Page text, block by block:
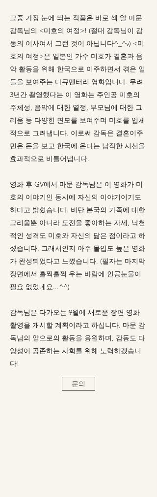
그중 가장 눈에 띄는 작품은 바로 섹 알 마문
감독님의 <미호의 여정>! (절대 감독님이 감
동의 이사여서 그런 것이 아닙니다^_^v) <미
호의 여정>은 일본인 가수 미호가 결혼과 음
악 활동을 위해 한국으로 이주하면서 겪은 일
들을 보여주는 다큐멘터리 영화입니다. 무려
3년간 촬영했다는 이 영화는 주인공 미호의
주체성, 음악에 대한 열정, 부모님에 대한 그
리움 등 다양한 면모를 보여주며 미호를 입체
적으로 그려냅니다. 이로써 감독은 결혼이주
민은 돈을 보고 한국에 온다는 납작한 시선을
효과적으로 비틀어냅니다.
영화 후 GV에서 마문 감독님은 이 영화가 미
호의 이야기인 동시에 자신의 이야기이기도
하다고 밝혔습니다. 비단 본국의 가족에 대한
그리움뿐 아니라 도전을 좋아하는 자세, 낙천
적인 성격도 미호와 자신의 닮은 점이라고 하
셨습니다. 그래서인지 아주 몰입도 높은 영화
가 완성되었다고 느꼈습니다. (필자는 마지막
장면에서 훌쩍훌쩍 우는 바람에 인공눈물이
필요 없었네요...^^)
감독님은 다가오는 9월에 새로운 장편 영화
촬영을 개시할 계획이라고 하십니다. 마문 감
독님의 앞으로의 활동을 응원하며, 감동도 다
양성이 공존하는 사회를 위해 노력하겠습니
다!
문의